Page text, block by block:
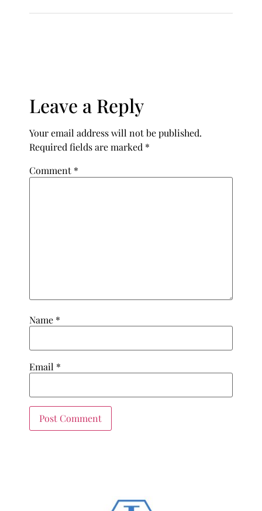
Leave a Reply
Your email address will not be published.
Required fields are marked *
Comment *
Name *
Email *